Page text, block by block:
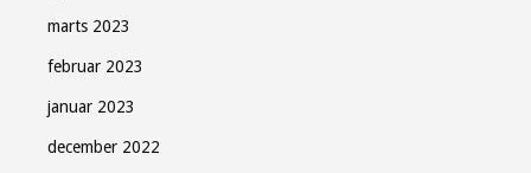
marts 2023
februar 2023
januar 2023
december 2022